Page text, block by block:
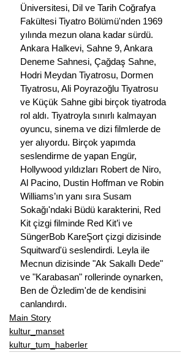
Üniversitesi, Dil ve Tarih Coğrafya
Fakültesi Tiyatro Bölümü'nden 1969
yılında mezun olana kadar sürdü.
Ankara Halkevi, Sahne 9, Ankara
Deneme Sahnesi, Çağdaş Sahne,
Hodri Meydan Tiyatrosu, Dormen
Tiyatrosu, Ali Poyrazoğlu Tiyatrosu
ve Küçük Sahne gibi birçok tiyatroda
rol aldı. Tiyatroyla sınırlı kalmayan
oyuncu, sinema ve dizi filmlerde de
yer alıyordu. Birçok yapımda
seslendirme de yapan Engür,
Hollywood yıldızları Robert de Niro,
Al Pacino, Dustin Hoffman ve Robin
Williams’ın yanı sıra Susam
Sokağı'ndaki Büdü karakterini, Red
Kit çizgi filminde Red Kit’i ve
SüngerBob KareŞort çizgi dizisinde
Squitward'ü seslendirdi. Leyla ile
Mecnun dizisinde "Ak Sakallı Dede"
ve "Karabasan" rollerinde oynarken,
Ben de Özledim'de de kendisini
canlandırdı.
Main Story
kultur_manset
kultur_tum_haberler